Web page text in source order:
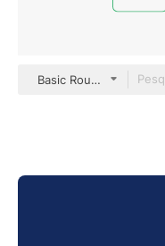
Basic Rounded Flat